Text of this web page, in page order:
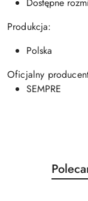
Produkcja:
Polska
Oficjalny
SEMPRE
Pomiń
o